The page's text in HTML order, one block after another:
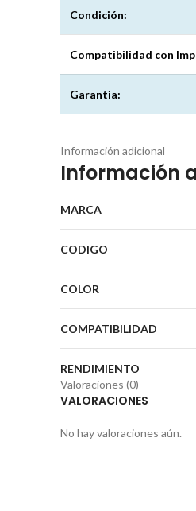
Condición:
Compatibilidad con
Garantia:
Información adicional
Información
MARCA
CODIGO
COLOR
COMPATIBILIDAD
RENDIMIENTO
Valoraciones (0)
VALORACIONES
No hay valoraciones aún.